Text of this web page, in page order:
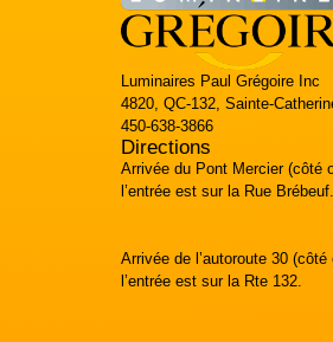
Luminaires Paul Grégoire Inc
4820, QC-132, Sainte-
450-638-3866
Directions
Arrivée du Pont Mercier (côté
l’entrée est sur la Rue Brébeuf.
Arrivée de l’autoroute 30 (côté
l’entrée est sur la Rte 132.